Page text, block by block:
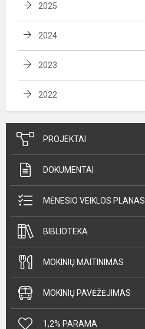
2025
2024
2023
2022
PROJEKTAI
DOKUMENTAI
MĖNESIO VEIKLOS PLANAS
BIBLIOTEKA
MOKINIŲ MAITINIMAS
MOKINIŲ PAVĖŽĖJIMAS
1,2% PARAMA